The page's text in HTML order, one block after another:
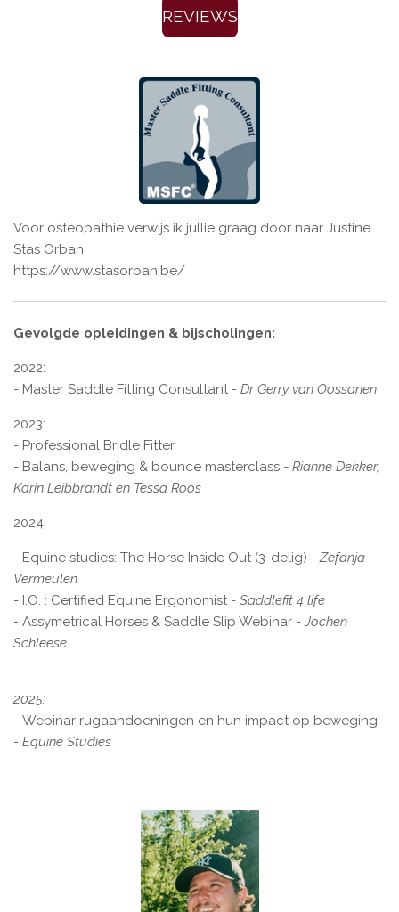
REVIEWS
Voor osteopathie verwijs ik jullie graag door naar Justine
Stas Orban:
https://www.stasorban.be/
Gevolgde opleidingen & bijscholingen:
2022:
- Master Saddle Fitting Consultant - Dr Gerry van Oossanen
2023:
- Professional Bridle Fitter
- Balans, beweging & bounce masterclass - Rianne Dekker,
Karin Leibbrandt en Tessa Roos
2024:
- Equine studies: The Horse Inside Out (3-delig) -Zefanja
Vermeulen
- I.O. : Certified Equine Ergonomist - Saddlefit 4 life
- Assymetrical Horses & Saddle Slip Webinar -Jochen
Schleese
2025:
- Webinar rugaandoeningen en hun impact op beweging
- Equine Studies